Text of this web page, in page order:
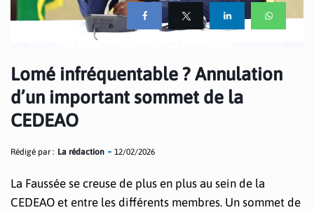
Lomé infréquentable ? Annulation
d’un important sommet de la
CEDEAO
Rédigé par : La rédaction 12/02/2026
La Faussée se creuse de plus en plus au sein de la
CEDEAO et entre les différents membres. Un sommet de